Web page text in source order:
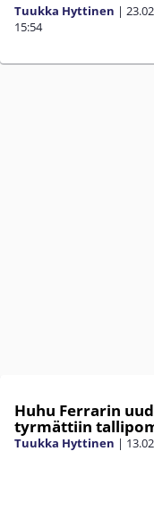
Tuukka Hyttinen |
15:54
Huhu Ferrarin
tyrmättiin
Tuukka Hyttinen |